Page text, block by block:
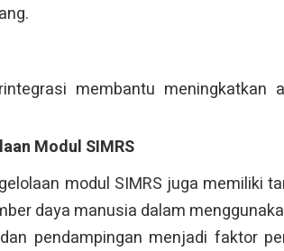
membantu meningkatkan
Modul SIMRS
modul SIMRS juga memiliki
daya manusia dalam
pendampingan menjadi faktor